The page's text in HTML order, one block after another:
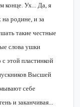
конце. Ух... Да, я
родине, и за
такие честные
слова ушки
этой пластинкой
Высшей
себе
и заканчивая...